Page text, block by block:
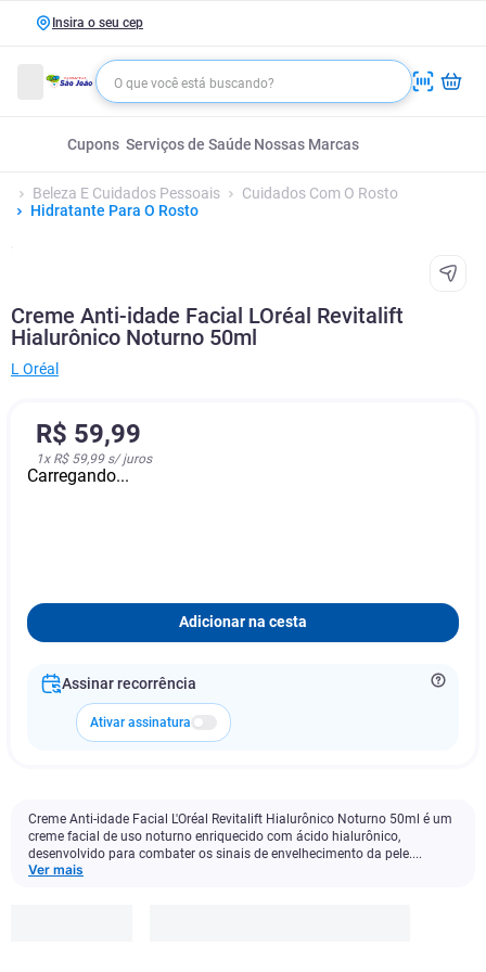
Insira o seu cep
Cupons Serviços de Saúde Nossas Marcas
Beleza E Cuidados Pessoais
Cuidados Com O Rosto
Hidratante Para O Rosto
Creme Anti-idade Facial LOréal Revitalift
Hialurônico Noturno 50ml
L Oréal
R$ 59,99
1x R$ 59,99s/ juros
Carregando...
Adicionar na cesta
Assinar recorrência
Ativar assinatura
Creme Anti-idade Facial L'Oréal Revitalift Hialurônico Noturno 50ml é um
creme facial de uso noturno enriquecido com ácido hialurônico,
desenvolvido para combater os sinais de envelhecimento da pele....
Ver mais